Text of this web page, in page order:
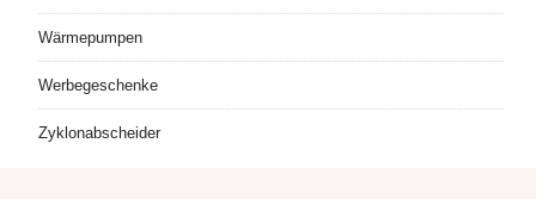
Wärmepumpen
Werbegeschenke
Zyklonabscheider